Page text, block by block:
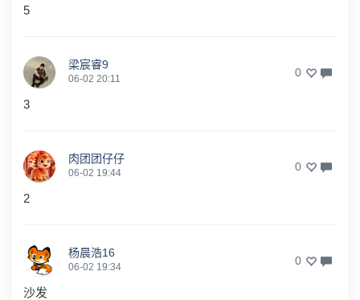
5
梁宸睿9
06-02 20:11 0
3
肉团团仔仔
06-02 19:44 0
2
杨晨浩16
06-02 19:34 0
沙发